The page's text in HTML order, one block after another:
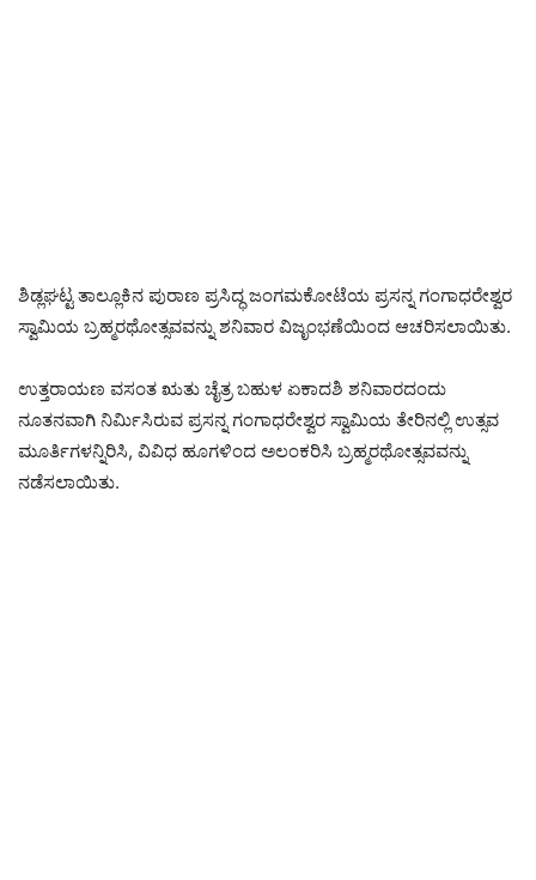
ಶಿಡ್ಲಘಟ್ಟ ತಾಲ್ಲೂಕಿನ ಪುರಾಣ ಪ್ರಸಿದ್ಧ ಜಂಗಮಕೋಟೆಯ ಪ್ರಸನ್ನ ಗಂಗಾಧರೇಶ್ವರ
ಸ್ವಾಮಿಯ ಬ್ರಹ್ಮರಥೋತ್ಸವವನ್ನು ಶನಿವಾರ ವಿಜೃಂಭಣೆಯಿಂದ ಆಚರಿಸಲಾಯಿತು.
ಉತ್ತರಾಯಣ ವಸಂತ ಋತು ಚೈತ್ರ ಬಹುಳ ಏಕಾದಶಿ ಶನಿವಾರದಂದು
ನೂತನವಾಗಿ ನಿರ್ಮಿಸಿರುವ ಪ್ರಸನ್ನ ಗಂಗಾಧರೇಶ್ವರ ಸ್ವಾಮಿಯ ತೇರಿನಲ್ಲಿ ಉತ್ಸವ
ಮೂರ್ತಿಗಳನ್ನಿರಿಸಿ, ವಿವಿಧ ಹೂಗಳಿಂದ ಅಲಂಕರಿಸಿ ಬ್ರಹ್ಮರಥೋತ್ಸವವನ್ನು
ನಡೆಸಲಾಯಿತು.